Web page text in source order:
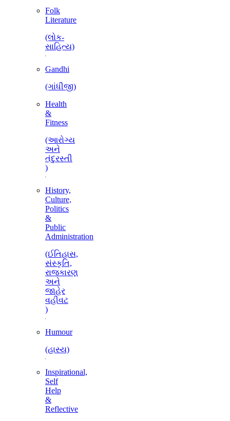
Folk
Literature
(લોક-
સાહિત્ય)
Gandhi
(ગાંધીજી)
Health
&
Fitness
(આરોગ્ય
અને
તંદુરસ્તી
)
History,
Culture,
Politics
&
Public
Administration
(ઈતિહાસ,
સંસ્કૃતિ,
રાજકારણ
અને
જાહેર
વહીવટ
)
Humour
(હાસ્ય)
Inspirational,
Self
Help
&
Reflective